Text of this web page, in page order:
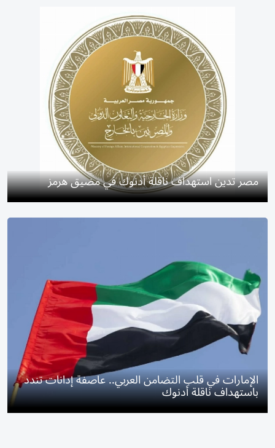
مصر تدين استهداف ناقلة أدنوك في مضيق هرمز
الإمارات في قلب التضامن العربي.. عاصفة إدانات تندد
باستهداف ناقلة أدنوك